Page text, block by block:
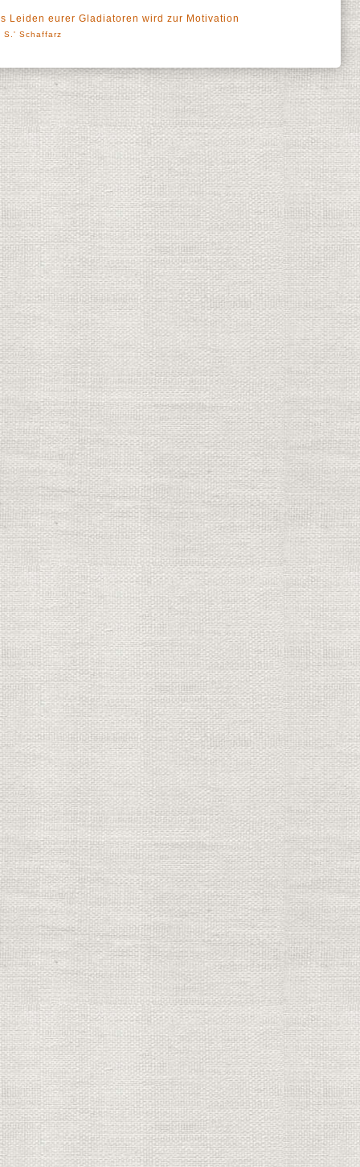
Leiden eurer Gladiatoren wird zur Motivation
S.' Schaffarz